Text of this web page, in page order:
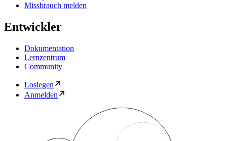
Missbrauch melden
Entwickler
Dokumentation
Lernzentrum
Community
Loslegen
Anmelden